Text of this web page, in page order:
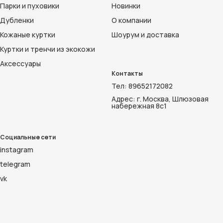
Парки и пуховики
Дубленки
Кожаные куртки
Куртки и тренчи из экокожи
Аксессуары
Новинки
О компании
Шоурум и доставка
Контакты
Тел: 89652172082
Адрес: г. Москва, Шлюзовая
набережная 8с1
Социальные сети
instagram
telegram
vk